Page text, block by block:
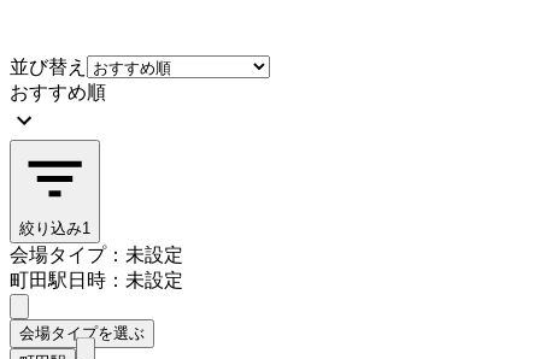
並び替え
おすすめ順
絞り込み1
会場タイプ：未設定
町田駅日時：未設定
会場タイプを選ぶ